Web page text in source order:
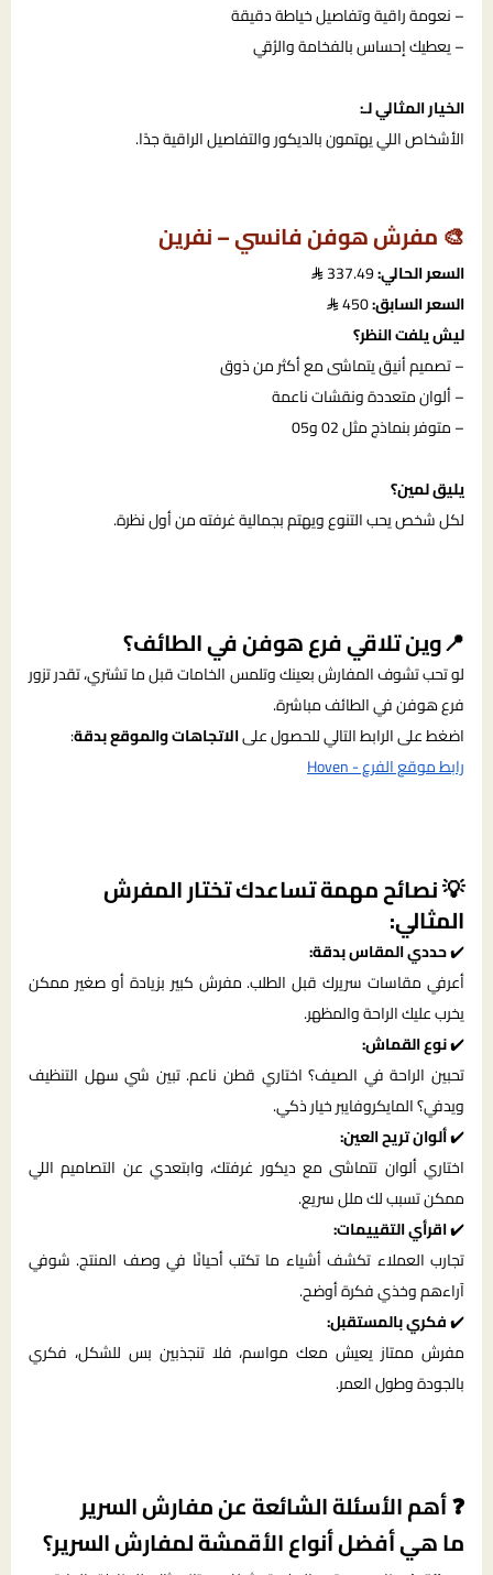
– نعومة راقية وتفاصيل خياطة دقيقة
– يعطيك إحساس بالفخامة والرُقي
الخيار المثالي لـ:
الأشخاص اللي يهتمون بالديكور والتفاصيل الراقية جدًا.
🎨 مفرش هوفن فانسي – نفرين
السعر الحالي:
السعر السابق:
ليش يلفت النظر؟
– تصميم أنيق يتماشى مع أكثر من ذوق
– ألوان متعددة ونقشات ناعمة
– متوفر بنماذج مثل 02 و05
يليق لمين؟
لكل شخص يحب التنوع ويهتم بجمالية غرفته من أول نظرة.
📍وين تلاقي فرع هوفن في الطائف؟
لو تحب تشوف المفارش بعينك وتلمس الخامات قبل ما تشتري، تقدر تزور
فرع هوفن في الطائف مباشرة.
اضغط على الرابط التالي للحصول علىالاتجاهات والموقع بدقة:
رابط موقع الفرع - Hoven
💡 نصائح مهمة تساعدك تختار المفرش
المثالي:
✔️حددي المقاس بدقة:
أعرفي مقاسات سريرك قبل الطلب. مفرش كبير بزيادة أو صغير ممكن
يخرب عليك الراحة والمظهر.
✔️نوع القماش:
تحبين الراحة في الصيف؟ اختاري قطن ناعم. تبين شي سهل التنظيف
ويدفي؟ المايكروفايبر خيار ذكي.
✔️ألوان تريح العين:
اختاري ألوان تتماشى مع ديكور غرفتك، وابتعدي عن التصاميم اللي
ممكن تسبب لك ملل سريع.
✔️اقرأي التقييمات:
تجارب العملاء تكشف أشياء ما تكتب أحيانًا في وصف المنتج. شوفي
آراءهم وخذي فكرة أوضح.
✔️فكري بالمستقبل:
مفرش ممتاز يعيش معك مواسم، فلا تنجذبين بس للشكل، فكري
بالجودة وطول العمر.
❓ أهم الأسئلة الشائعة عن مفارش السرير
ما هي أفضل أنواع الأقمشة لمفارش السرير؟